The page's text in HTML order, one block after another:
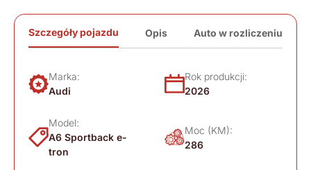
Szczegóły pojazdu Opis Auto w rozliczeniu
Marka:
Audi
Rok produkcji:
2026
Model:
A6 Sportback e-
tron
Moc (KM):
286